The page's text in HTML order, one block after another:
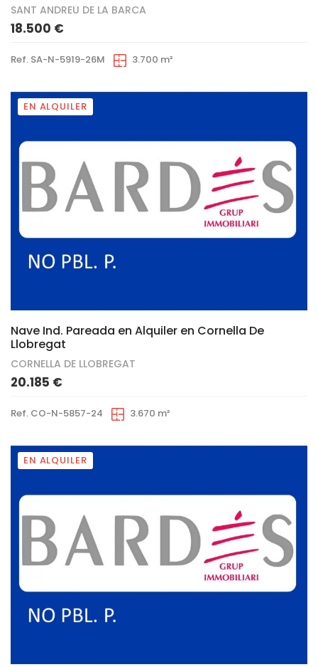
SANT ANDREU DE LA BARCA
18.500 €
Ref. SA-N-5919-26M 3.700 m²
EN ALQUILER
Nave Ind. Pareada en Alquiler en Cornella De
Llobregat
CORNELLA DE LLOBREGAT
20.185 €
Ref. CO-N-5857-24 3.670 m²
EN ALQUILER